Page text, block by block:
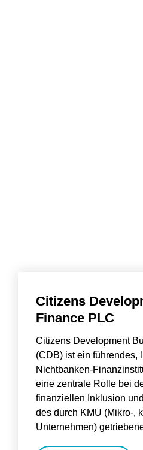
Citizens
Finance PLC
Citizens Development
(CDB) ist ein führendes,
Nichtbanken-
eine zentrale Rolle bei
finanziellen Inklusion
des durch KMU (Mikro-,
Unternehmen)